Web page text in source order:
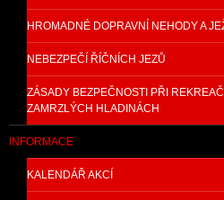
HROMADNÉ DOPRAVNÍ NEHODY A
NEBEZPEČÍ ŘÍČNÍCH JEZŮ
ZÁSADY BEZPEČNOSTI PŘI
ZAMRZLÝCH HLADINÁCH
INFORMACE
KALENDÁŘ AKCÍ